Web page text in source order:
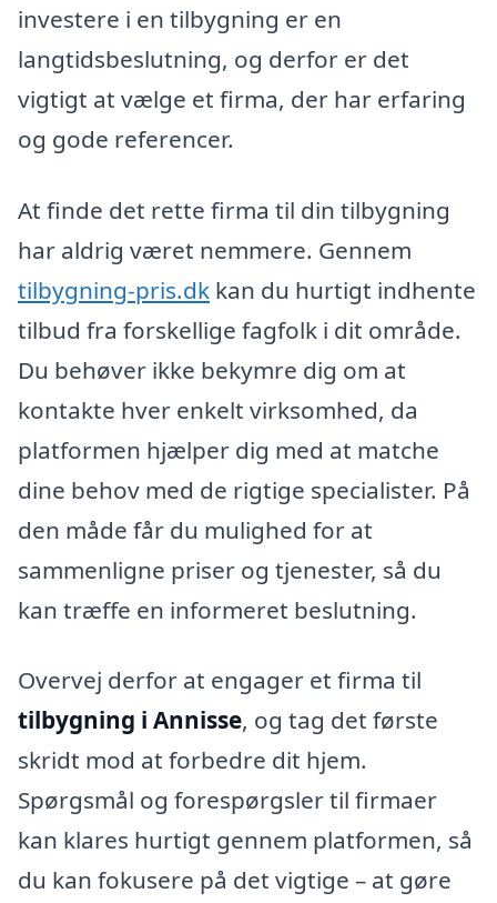
investere i en tilbygning er en
langtidsbeslutning, og derfor er det
vigtigt at vælge et firma, der har erfaring
og gode referencer.
At finde det rette firma til din tilbygning
har aldrig været nemmere. Gennem
tilbygning-pris.dk kan du hurtigt indhente
tilbud fra forskellige fagfolk i dit område.
Du behøver ikke bekymre dig om at
kontakte hver enkelt virksomhed, da
platformen hjælper dig med at matche
dine behov med de rigtige specialister. På
den måde får du mulighed for at
sammenligne priser og tjenester, så du
kan træffe en informeret beslutning.
Overvej derfor at engager et firma til
tilbygning i Annisse, og tag det første
skridt mod at forbedre dit hjem.
Spørgsmål og forespørgsler til firmaer
kan klares hurtigt gennem platformen, så
du kan fokusere på det vigtige – at gøre